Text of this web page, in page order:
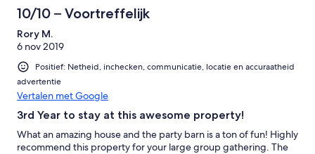
10/10 – Voortreffelijk
Rory M.
6 nov 2019
Positief: Netheid, inchecken, communicatie, locatie en accuraatheid
advertentie
Vertalen met Google
3rd Year to stay at this awesome property!
What an amazing house and the party barn is a ton of fun! Highly
recommend this property for your large group gathering. The